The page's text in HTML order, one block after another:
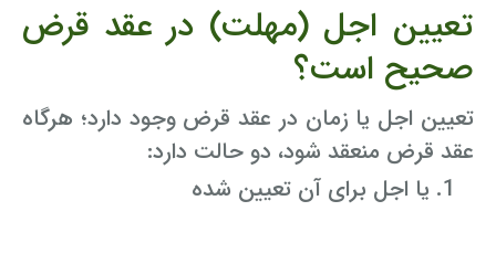
تعیین اجل (مهلت) در عقد قرض
صحیح است؟
تعیین اجل یا زمان در عقد قرض وجود دارد؛ هرگاه
عقد قرض منعقد شود، دو حالت دارد:
یا اجل برای آن تعیین شده